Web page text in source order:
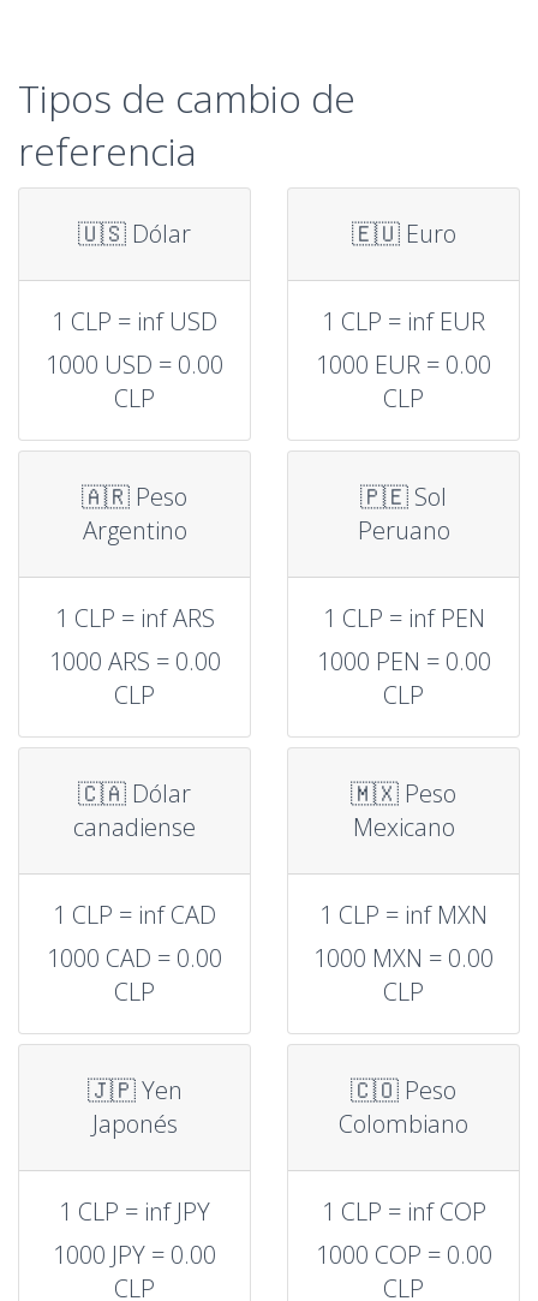
Tipos de cambio de
referencia
🇺🇸 Dólar
1 CLP = inf USD
1000 USD = 0.00
CLP
🇪🇺 Euro
1 CLP = inf EUR
1000 EUR = 0.00
CLP
🇦🇷 Peso
Argentino
1 CLP = inf ARS
1000 ARS = 0.00
CLP
🇵🇪 Sol
Peruano
1 CLP = inf PEN
1000 PEN = 0.00
CLP
🇨🇦 Dólar
canadiense
1 CLP = inf CAD
1000 CAD = 0.00
CLP
🇲🇽 Peso
Mexicano
1 CLP = inf MXN
1000 MXN = 0.00
CLP
🇯🇵 Yen
Japonés
1 CLP = inf JPY
1000 JPY = 0.00
CLP
🇨🇴 Peso
Colombiano
1 CLP = inf COP
1000 COP = 0.00
CLP